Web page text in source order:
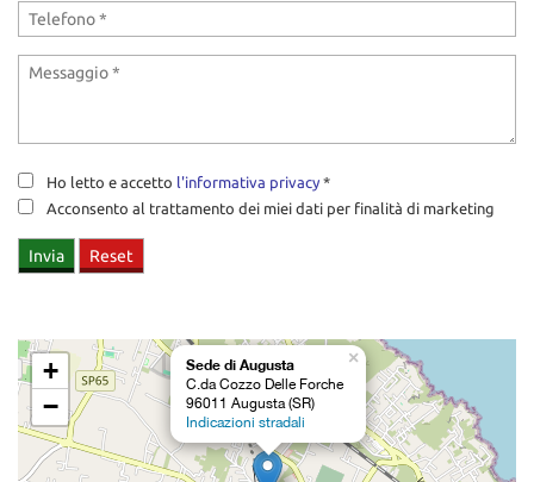
Ho letto e accetto l'informativa privacy *
Acconsento al trattamento dei miei dati per finalità di marketing
Sede di Augusta
C.da Cozzo Delle Forche
96011 Augusta (SR)
Indicazioni stradali
×
+
−
svolgere
le
attività
ottenere
maggiori
sull'utilità
di
questi
strumenti
di
tracciamento
si